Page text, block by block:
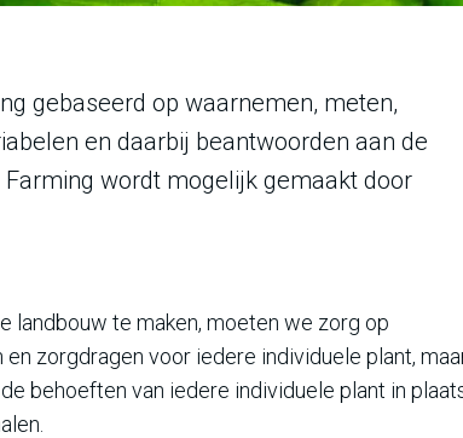
gebaseerd op waarnemen, meten,
en daarbij beantwoorden aan de
wordt mogelijk gemaakt door
landbouw te maken, moeten we zorg op
zorgdragen voor iedere individuele plant,
behoeften van iedere individuele plant in